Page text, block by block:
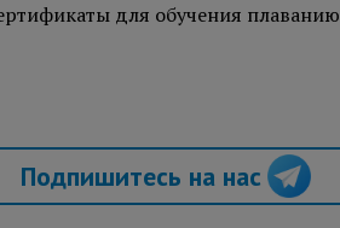
для обучения плаванию
Подпишитесь на нас